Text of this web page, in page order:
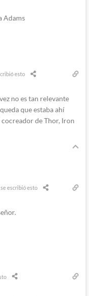
Adams
esto
no es tan relevante
que estaba ahí
de Thor, Iron
escribió esto